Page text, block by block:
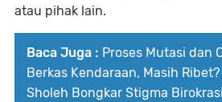
atau pihak lain.
Baca Juga : Proses Mutasi dan
Berkas Kendaraan, Masih Ribet?
Sholeh Bongkar Stigma Birokrasi